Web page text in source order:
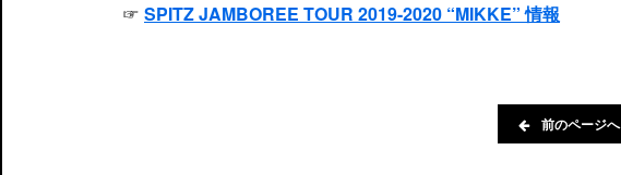
☞ SPITZ JAMBOREE TOUR 2019-2020 “MIKKE” 情報
前のページへ